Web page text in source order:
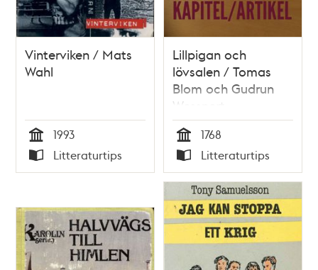
Vinterviken / Mats
Wahl
Tid
1993
Typ
Litteraturtips
Lillpigan och
lövsalen / Tomas
Blom och Gudrun
Wessnert
Tid
1768
Typ
Litteraturtips